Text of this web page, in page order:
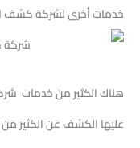
خدمات أخرى لشركة كشف
هناك الكثير من خدمات
عليها الكشف عن الكثير من